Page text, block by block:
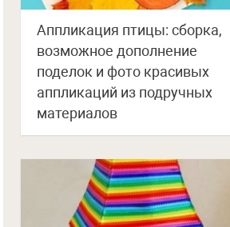
Аппликация птицы: сборка,
возможное дополнение
поделок и фото красивых
аппликаций из подручных
материалов